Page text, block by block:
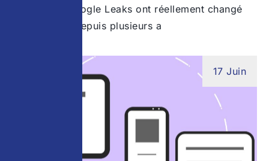
Ce que les Google Leaks ont réellement changé
dans le SEO Depuis plusieurs a
17 Juin